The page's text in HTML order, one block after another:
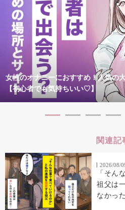
女性のオナニーにおすすめ！人気の
【初心者でも気持ちいい♡】
関連記
2026/08/
「そん
祖父は
なかった